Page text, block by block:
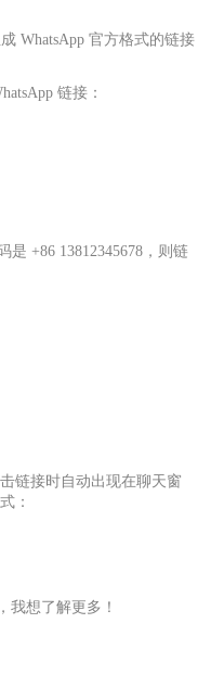
WhatsApp 官方格式的链接
链接：
是 +86 13812345678，则链
链接时自动出现在聊天窗
：
我想了解更多！